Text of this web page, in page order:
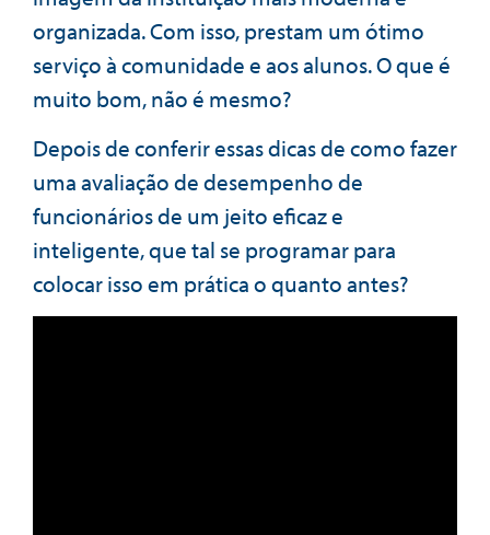
organizada. Com isso, prestam um ótimo
serviço à comunidade e aos alunos. O que é
muito bom, não é mesmo?
Depois de conferir essas dicas de como fazer
uma avaliação de desempenho de
funcionários de um jeito eficaz e
inteligente, que tal se programar para
colocar isso em prática o quanto antes?